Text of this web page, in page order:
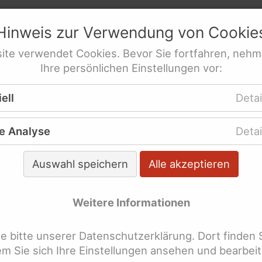
e.V.
behinderte Frauen
Presse
einer Frau mit Behinderungen
Berlin
Behinderungen vor dem
zur Verwendung von
verwendet Cookies. Bevor Sie fortfahren,
Ihre persönlichen Einstellungen vor:
Analyse
Auswahl speichern Alle akzeptieren
Weitere Informationen
bitte unserer Datenschutzerklärung. Dort finden
Sie sich Ihre Einstellungen ansehen und